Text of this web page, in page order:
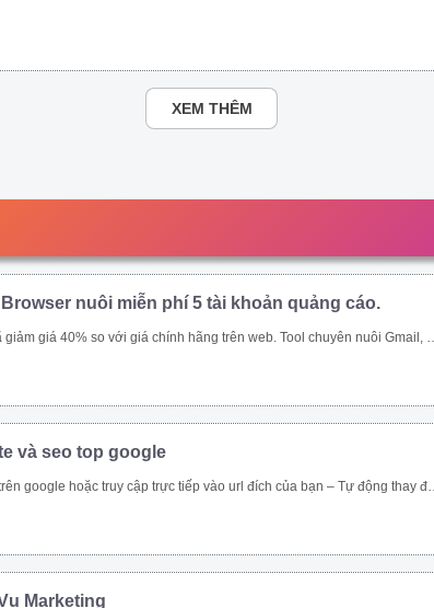
XEM THÊM
nuôi miễn phí 5 tài khoản quảng cáo.
trọn đời. Sắp tới ae sẽ được tặng miễn phí, hoặc được \\\\\\\\\\\\\\\\\\\\\\\\\\\\\\\&amp;amp;quot;mua rẻ\\\\\\\\\\\\\\\\\\\\\\\\\\\\\\\&amp;amp;quot; các tool tự động thông qua ứng dụng này - Auto đăng nhập gmail, auto nuôi mail, auto tạo tài khoản quảng cáo, auto add thẻ, auto kháng....
và seo top google
trên Mobile, Tablet, Laptop, Tablet bằng UserAgent và giả lập được trên mọi trình duyệt, hệ điều hành. – Chạy đa luồng (Mở nhiều cửa sổ cùng lúc) để tăng tốc độ SEO. Vĩnh viễn, bảo hành 1 đổi 1 tool Video demo : https://drive.google.com/drive/folders/1tPeGf4iXaQ1i7g7s_LQQlKB9Qcmt_-Cm
Marketing